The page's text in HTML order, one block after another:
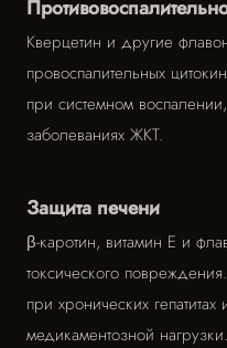
Кверцетин и другие
провоспалительных
при системном
заболеваниях ЖКТ.
Защита печени
β-каротин, витамин Е и
токсического
при хронических
медикаментозной нагрузки.